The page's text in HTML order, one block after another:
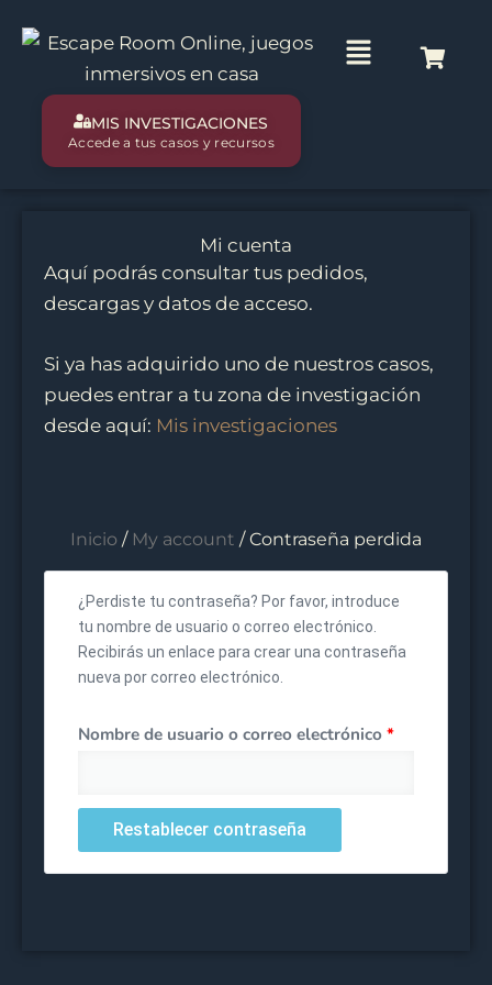
contenido
Main
MIS INVESTIGACIONES
Accede a tus casos y recursos
Mi cuenta
Aquí podrás consultar tus pedidos,
descargas y datos de acceso.
Si ya has adquirido uno de nuestros casos,
puedes entrar a tu zona de investigación
desde aquí: Mis investigaciones
Inicio / My account / Contraseña perdida
¿Perdiste tu contraseña? Por favor, introduce
tu nombre de usuario o correo electrónico.
Recibirás un enlace para crear una contraseña
nueva por correo electrónico.
Nombre de usuario o correo electrónico *
Restablecer contraseña